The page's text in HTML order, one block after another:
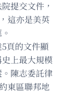
提交文件，
這亦是美英
頁的文件顯
上最大規模
陳志委託律
東區聯邦地